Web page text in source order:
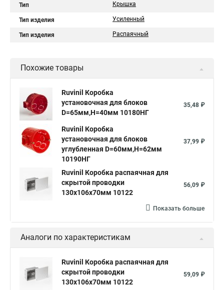
Тип Крышка
Тип изделия Усиленный
Тип изделия Распаячный
Похожие товары
Ruvinil Коробка
установочная для блоков
D=65мм,H=40мм 10180НГ
35,48 ₽
Ruvinil Коробка
установочная для блоков
углубленная D=60мм,Н=62мм
10190НГ
37,99 ₽
Ruvinil Коробка распаячная для
скрытой проводки
130х106х70мм 10122
56,09 ₽
Показать больше
Аналоги по характеристикам
Ruvinil Коробка распаячная для
скрытой проводки
130х106х70мм 10122
59,09 ₽